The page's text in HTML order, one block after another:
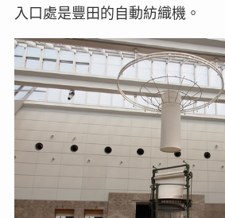
入口處是豐田的自動紡織機。